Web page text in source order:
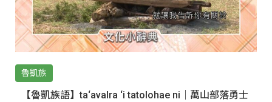
魯凱族
【魯凱族語】ta‘avalra ‘i tatolohae ni｜萬山部落勇士